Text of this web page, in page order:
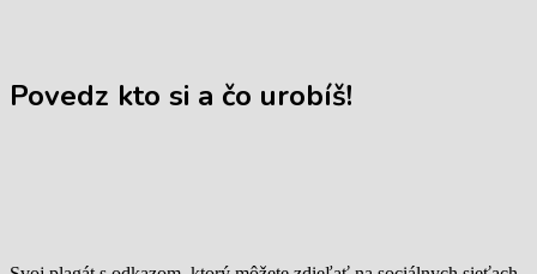
Povedz kto si a čo urobíš!